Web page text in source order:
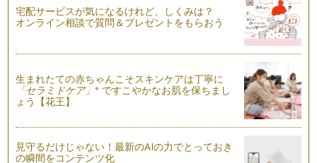
「思い出の品」 誰にでもあるのではないでしょうか？ 使わな
いけれど、捨てら…
春を迎え、ゴールデンウィークが過ぎるとより暖かくなりまし
たね。この時期は特に心地よく過ごす…
クローゼットの整理収納法～基本ステップ3「しまい方」
クローゼットの整理収納特集が続いておりますが、いよいよ大
詰めです。 衣類を「全部出…
クローゼットの整理収納法～基本ステップ２「分ける」
宅配サービスが気になるけれど、しくみは？
オンライン相談で質問＆プレゼントをもらおう
生まれたての赤ちゃんこそスキンケアは丁寧に
「セラミドケア」※ ですこやかなお肌を保ちまし
ょう【花王】
見守るだけじゃない！最新のAIの力でとっておき
の瞬間をコンテンツ化